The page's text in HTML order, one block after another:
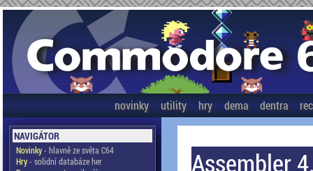
novinky utility hry dema dentra
NAVIGÁTOR
Novinky- hlavně ze světa C64
Hry- solidní databáze her
Assembler